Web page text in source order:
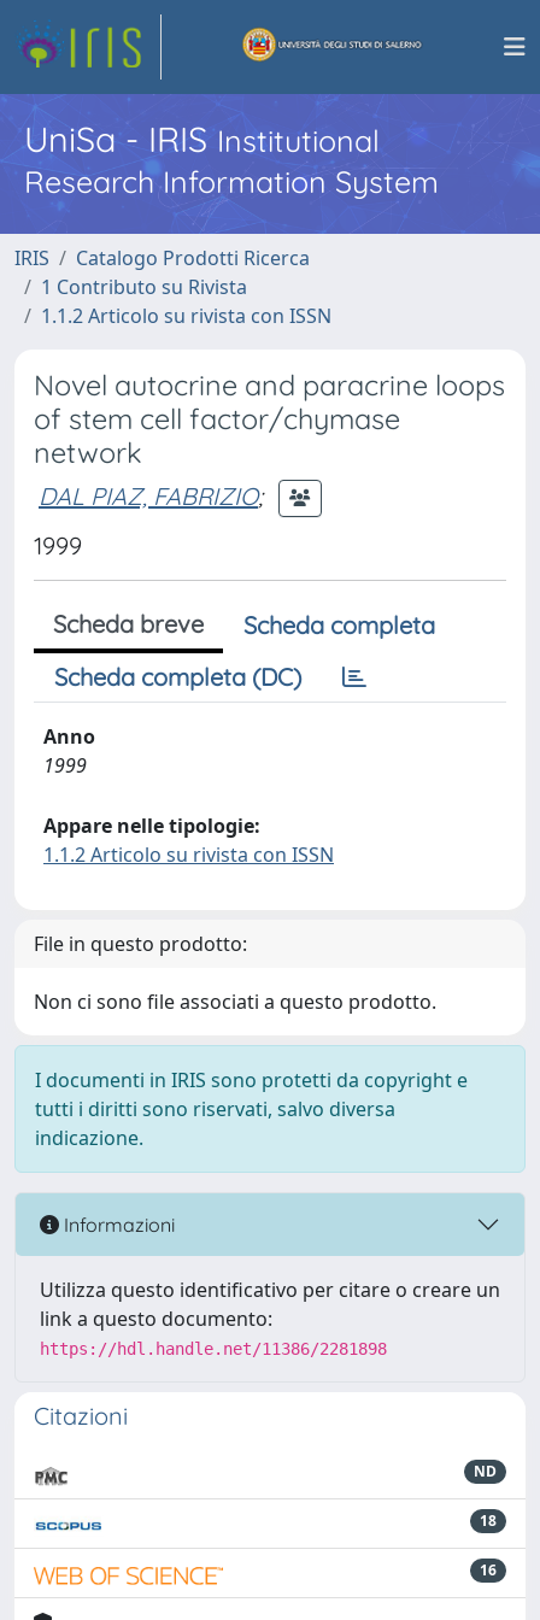
UniSa - IRISInstitutional
Research Information System
IRIS
Catalogo Prodotti Ricerca
1 Contributo su Rivista
1.1.2 Articolo su rivista con ISSN
Novel autocrine and paracrine loops
of stem cell factor/chymase
network
DAL PIAZ, FABRIZIO;
1999
Scheda breve
Scheda completa
Scheda completa (DC)
Anno
1999
Appare nelle tipologie:
1.1.2 Articolo su rivista con ISSN
File in questo prodotto:
Non ci sono file associati a questo prodotto.
I documenti in IRIS sono protetti da copyright e
tutti i diritti sono riservati, salvo diversa
indicazione.
Informazioni
Utilizza questo identificativo per citare o creare un
link a questo documento:
https://hdl.handle.net/11386/2281898
Citazioni
ND
18
16